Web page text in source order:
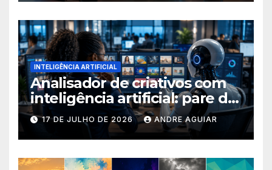
INTELIGÊNCIA ARTIFICIAL
Analisador de criativos com
inteligência artificial: pare de
postar porcaria!
17 DE JULHO DE 2026 ANDRE AGUIAR